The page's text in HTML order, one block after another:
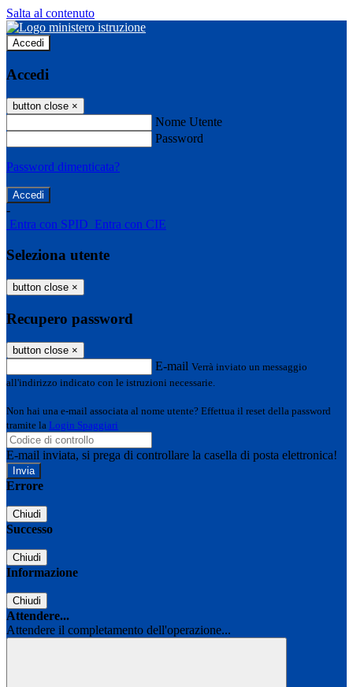
Salta al contenuto
Accedi
Accedi
button close ×
Nome Utente
Password
Password dimenticata?
-
Entra con SPID Entra con CIE
Seleziona utente
button close ×
Recupero password
button close ×
E-mail Verrà inviato un messaggio
all'indirizzo indicato con le istruzioni necessarie.
Non hai una e-mail associata al nome utente? Effettua il reset della password
tramite la Login Spaggiari
E-mail inviata, si prega di controllare la casella di posta elettronica!
Errore
Chiudi
Successo
Chiudi
Informazione
Chiudi
Attendere...
Attendere il completamento dell'operazione...